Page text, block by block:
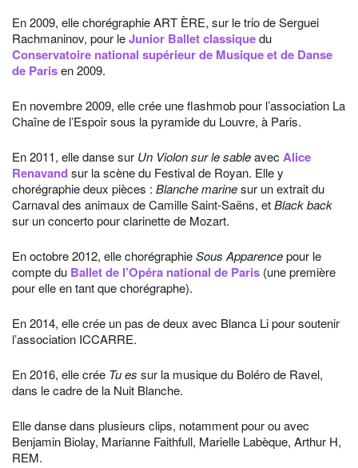
En 2009, elle chorégraphie ART ÈRE, sur le trio de Serguei
Rachmaninov, pour leJunior Ballet classiquedu
Conservatoire national supérieur de Musique et de Danse
de Parisen 2009.
En novembre 2009, elle crée une flashmob pour l’association La
Chaîne de l’Espoir sous la pyramide du Louvre, à Paris.
En 2011, elle danse sur Un Violon sur le sableavec Alice
Renavandsur la scène du Festival de Royan. Elle y
chorégraphie deux pièces : Blanche marinesur un extrait du
Carnaval des animaux de Camille Saint-Saëns, etBlack back
sur un concerto pour clarinette de Mozart.
En octobre 2012, elle chorégraphieSous Apparencepour le
compte du Ballet de l’Opéra national de Paris (une première
pour elle en tant que chorégraphe).
En 2014, elle crée un pas de deux avec Blanca Li pour soutenir
l’association ICCARRE.
En 2016, elle crée Tu es sur la musique du Boléro de Ravel,
dans le cadre de la Nuit Blanche.
Elle danse dans plusieurs clips, notamment pour ou avec
Benjamin Biolay, Marianne Faithfull, Marielle Labèque, Arthur H,
REM.